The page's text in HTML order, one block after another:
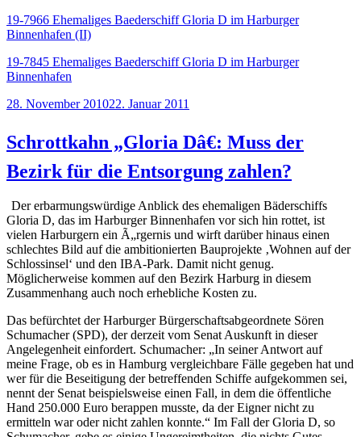
19-7966 Ehemaliges Baederschiff Gloria D im Harburger
Binnenhafen (II)
19-7845 Ehemaliges Baederschiff Gloria D im Harburger
Binnenhafen
Veröffentlicht
28. November 201022. Januar 2011
Schrottkahn „Gloria Dâ€: Muss der
Bezirk für die Entsorgung zahlen?
Der erbarmungswürdige Anblick des ehemaligen Bäderschiffs
Gloria D, das im Harburger Binnenhafen vor sich hin rottet, ist
vielen Harburgern ein Ã„rgernis und wirft darüber hinaus einen
schlechtes Bild auf die ambitionierten Bauprojekte ‚Wohnen auf der
Schlossinsel‘ und den IBA-Park. Damit nicht genug.
Möglicherweise kommen auf den Bezirk Harburg in diesem
Zusammenhang auch noch erhebliche Kosten zu.
Das befürchtet der Harburger Bürgerschaftsabgeordnete Sören
Schumacher (SPD), der derzeit vom Senat Auskunft in dieser
Angelegenheit einfordert. Schumacher: „In seiner Antwort auf
meine Frage, ob es in Hamburg vergleichbare Fälle gegeben hat und
wer für die Beseitigung der betreffenden Schiffe aufgekommen sei,
nennt der Senat beispielsweise einen Fall, in dem die öffentliche
Hand 250.000 Euro berappen musste, da der Eigner nicht zu
ermitteln war oder nicht zahlen konnte.“ Im Fall der Gloria D, so